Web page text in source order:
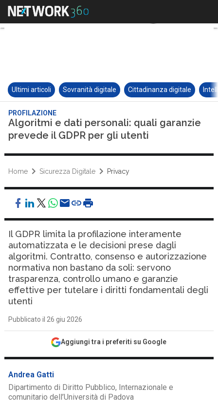
Ultimi articoli Sovranità digitale Cittadinanza digitale
PROFILAZIONE
Algoritmi e dati personali: quali garanzie
prevede il GDPR per gli utenti
Home Sicurezza Digitale Privacy
Il GDPR limita la profilazione interamente
automatizzata e le decisioni prese dagli
algoritmi. Contratto, consenso e autorizzazione
normativa non bastano da soli: servono
trasparenza, controllo umano e garanzie
effettive per tutelare i diritti fondamentali degli
utenti
Pubblicato il 26 giu 2026
Aggiungi tra i preferiti su Google
Andrea Gatti
Dipartimento di Diritto Pubblico, Internazionale e
comunitario dell’Università di Padova